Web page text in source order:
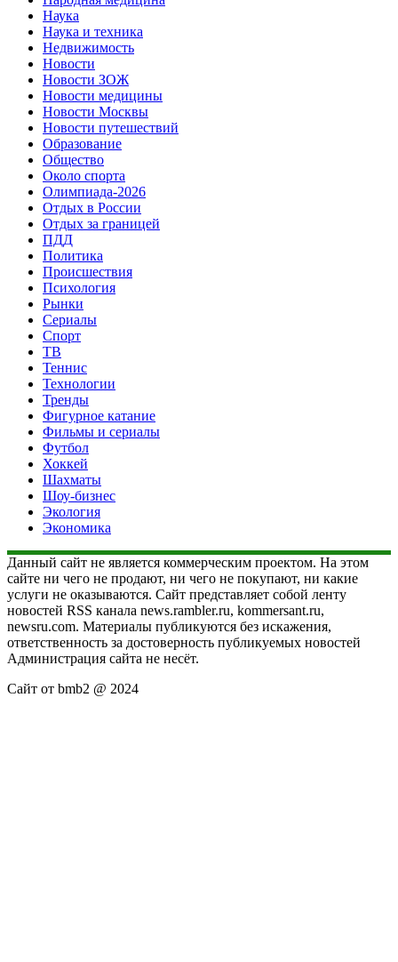
Наука
Наука и техника
Недвижимость
Новости
Новости ЗОЖ
Новости медицины
Новости Москвы
Новости путешествий
Образование
Общество
Около спорта
Олимпиада-2026
Отдых в России
Отдых за границей
ПДД
Политика
Происшествия
Психология
Рынки
Сериалы
Спорт
ТВ
Теннис
Технологии
Тренды
Фигурное катание
Фильмы и сериалы
Футбол
Хоккей
Шахматы
Шоу-бизнес
Экология
Экономика
Данный сайт не является коммерческим проектом. На этом
сайте ни чего не продают, ни чего не покупают, ни какие
услуги не оказываются. Сайт представляет собой ленту
новостей RSS канала news.rambler.ru, kommersant.ru,
newsru.com. Материалы публикуются без искажения,
ответственность за достоверность публикуемых новостей
Администрация сайта не несёт.
Сайт от bmb2 @ 2024